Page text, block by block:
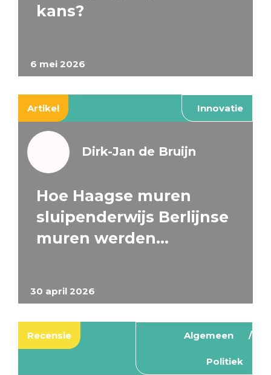
6 mei 2026
kans?
Artikel Innovatie
30 april 2026
Dirk-Jan de Bruijn
Hoe Haagse muren
sluipenderwijs Berlijnse
muren werden…
Recensie Algemeen
Politiek